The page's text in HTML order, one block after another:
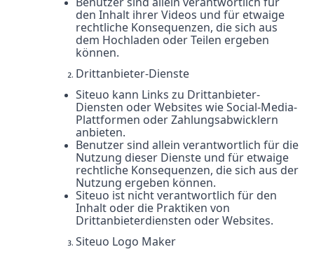
den Inhalt ihrer Videos und für etwaige
rechtliche Konsequenzen, die sich aus
dem Hochladen oder Teilen ergeben
können.
Drittanbieter-Dienste
Siteuo kann Links zu Drittanbieter-
Diensten oder Websites wie Social-Media-
Plattformen oder Zahlungsabwicklern
anbieten.
Benutzer sind allein verantwortlich für die
Nutzung dieser Dienste und für etwaige
rechtliche Konsequenzen, die sich aus der
Nutzung ergeben können.
Siteuo ist nicht verantwortlich für den
Inhalt oder die Praktiken von
Drittanbieterdiensten oder Websites.
Siteuo Logo Maker